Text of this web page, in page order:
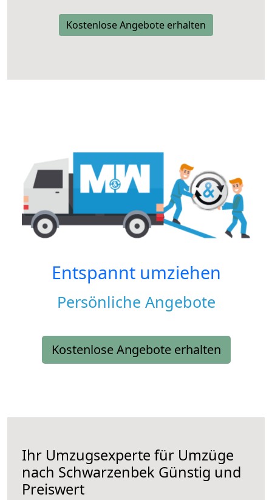
Kostenlose Angebote erhalten
Entspannt umziehen
Persönliche Angebote
Kostenlose Angebote erhalten
Ihr Umzugsexperte für Umzüge
nach Schwarzenbek Günstig und
Preiswert